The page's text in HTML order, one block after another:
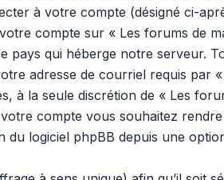
à votre compte (désigné ci-
compte sur « Les forums de
pays qui héberge notre serveur.
adresse de courriel requis par
à la seule discrétion de « Les
compte vous souhaitez
logiciel phpBB depuis une